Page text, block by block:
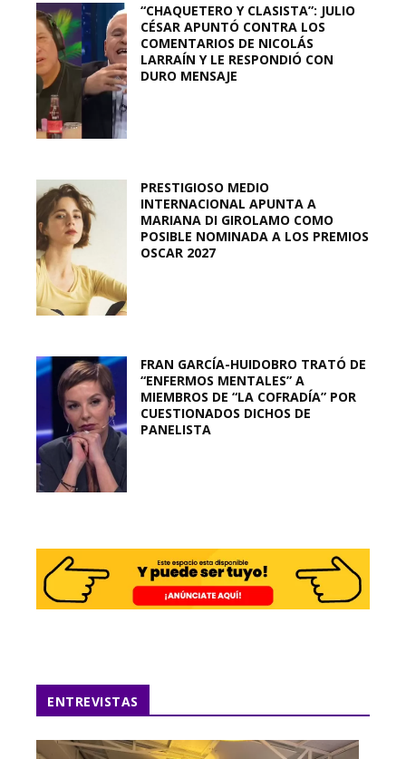
“CHAQUETERO Y CLASISTA”: JULIO
CÉSAR APUNTÓ CONTRA LOS
COMENTARIOS DE NICOLÁS
LARRAÍN Y LE RESPONDIÓ CON
DURO MENSAJE
PRESTIGIOSO MEDIO
INTERNACIONAL APUNTA A
MARIANA DI GIROLAMO COMO
POSIBLE NOMINADA A LOS PREMIOS
OSCAR 2027
FRAN GARCÍA-HUIDOBRO TRATÓ DE
“ENFERMOS MENTALES” A
MIEMBROS DE “LA COFRADÍA” POR
CUESTIONADOS DICHOS DE
PANELISTA
ENTREVISTAS